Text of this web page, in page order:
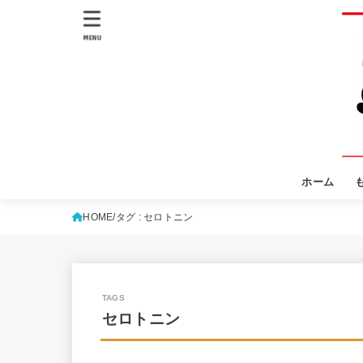
ホーム
MENU
HOME タグ : セロトニン
セロトニン